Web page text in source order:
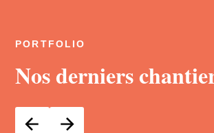
PORTFOLIO
Nos derniers